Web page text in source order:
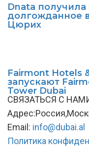
Dnata получила
долгожданное
Цюрих
Fairmont Hotels
запускают
Tower Dubai
СВЯЗАТЬСЯ С
Email: info@dubai.al
Политика